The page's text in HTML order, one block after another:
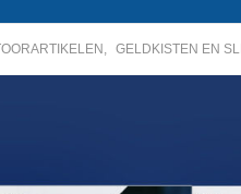
, GELDKISTEN EN